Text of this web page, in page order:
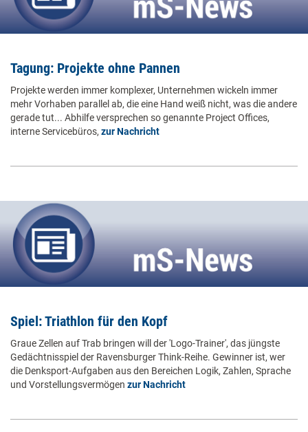
Tagung: Projekte ohne Pannen
Projekte werden immer komplexer, Unternehmen wickeln immer
mehr Vorhaben parallel ab, die eine Hand weiß nicht, was die andere
gerade tut... Abhilfe versprechen so genannte Project Offices,
interne Servicebüros, zur Nachricht
Spiel: Triathlon für den Kopf
Graue Zellen auf Trab bringen will der 'Logo-Trainer', das jüngste
Gedächtnisspiel der Ravensburger Think-Reihe. Gewinner ist, wer
die Denksport-Aufgaben aus den Bereichen Logik, Zahlen, Sprache
und Vorstellungsvermögen zur Nachricht